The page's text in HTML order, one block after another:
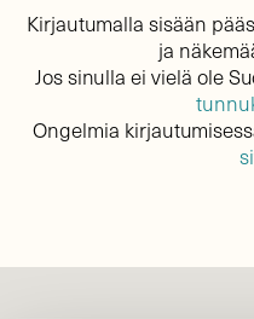
Kirjautumalla sisään
ja
Jos sinulla ei vielä ole
Ongelmia